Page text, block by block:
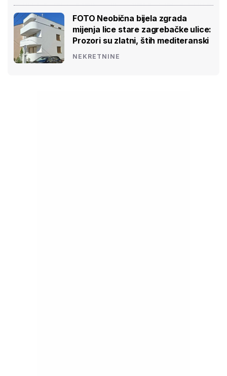
FOTO Neobična bijela zgrada
mijenja lice stare zagrebačke ulice:
Prozori su zlatni, štih mediteranski
NEKRETNINE